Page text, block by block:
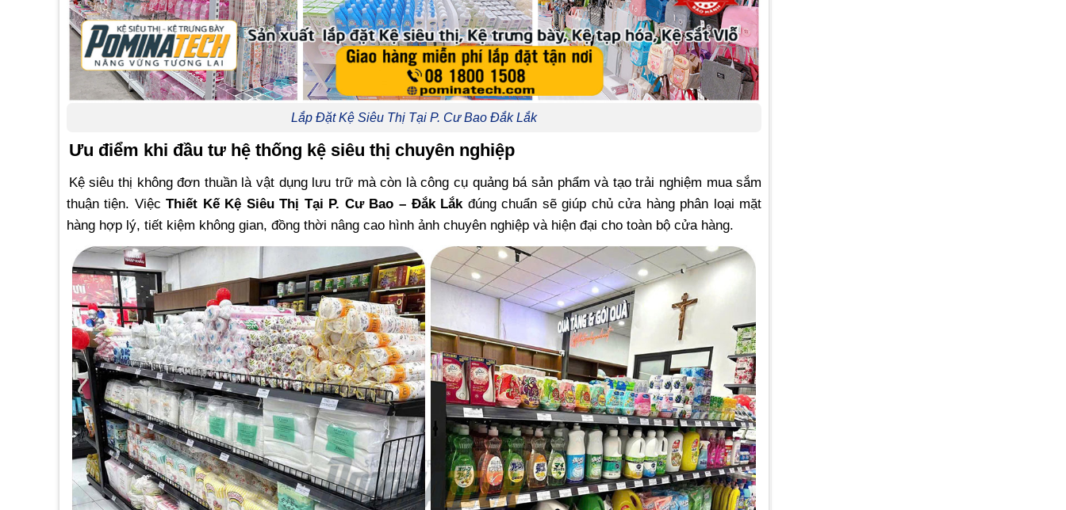
Lắp Đặt Kệ Siêu Thị Tại P. Cư Bao Đắk Lắk
Ưu điểm khi đầu tư hệ thống kệ siêu thị chuyên nghiệp
Kệ siêu thị không đơn thuần là vật dụng lưu trữ mà còn là công cụ quảng bá sản phẩm và tạo trải nghiệm mua sắm
thuận tiện. ViệcThiết Kế Kệ Siêu Thị Tại P. Cư Bao – Đắk Lắkđúng chuẩn sẽ giúp chủ cửa hàng phân loại mặt
hàng hợp lý, tiết kiệm không gian, đồng thời nâng cao hình ảnh chuyên nghiệp và hiện đại cho toàn bộ cửa hàng.